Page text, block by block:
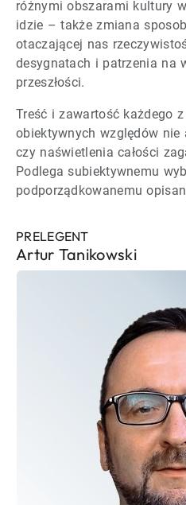
różnymi obszarami kultury
idzie – także zmiana
otaczającej nas
desygnatach i patrzenia na
przeszłości.
Treść i zawartość każdego z
obiektywnych względów nie
czy naświetlenia całości
Podlega subiektywnemu
podporządkowanemu
PRELEGENT
Artur Tanikowski